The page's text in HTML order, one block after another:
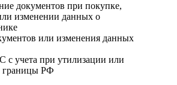
документов при покупке,
изменении данных о
или изменения данных
с учета при утилизации или
границы РФ